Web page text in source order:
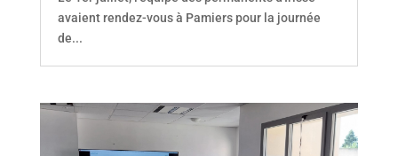
avaient rendez-vous à Pamiers pour la journée
de...